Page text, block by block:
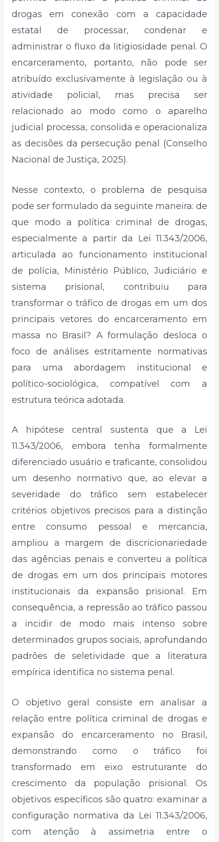
drogas em conexão com a capacidade
estatal de processar, condenar e
administrar o fluxo da litigiosidade penal. O
encarceramento, portanto, não pode ser
atribuído exclusivamente à legislação ou à
atividade policial, mas precisa ser
relacionado ao modo como o aparelho
judicial processa, consolida e operacionaliza
as decisões da persecução penal (Conselho
Nacional de Justiça, 2025).
Nesse contexto, o problema de pesquisa
pode ser formulado da seguinte maneira: de
que modo a política criminal de drogas,
especialmente a partir da Lei 11.343/2006,
articulada ao funcionamento institucional
de polícia, Ministério Público, Judiciário e
sistema prisional, contribuiu para
transformar o tráfico de drogas em um dos
principais vetores do encarceramento em
massa no Brasil? A formulação desloca o
foco de análises estritamente normativas
para uma abordagem institucional e
político-sociológica, compatível com a
estrutura teórica adotada.
A hipótese central sustenta que a Lei
11.343/2006, embora tenha formalmente
diferenciado usuário e traficante, consolidou
um desenho normativo que, ao elevar a
severidade do tráfico sem estabelecer
critérios objetivos precisos para a distinção
entre consumo pessoal e mercancia,
ampliou a margem de discricionariedade
das agências penais e converteu a política
de drogas em um dos principais motores
institucionais da expansão prisional. Em
consequência, a repressão ao tráfico passou
a incidir de modo mais intenso sobre
determinados grupos sociais, aprofundando
padrões de seletividade que a literatura
empírica identifica no sistema penal.
O objetivo geral consiste em analisar a
relação entre política criminal de drogas e
expansão do encarceramento no Brasil,
demonstrando como o tráfico foi
transformado em eixo estruturante do
crescimento da população prisional. Os
objetivos específicos são quatro: examinar a
configuração normativa da Lei 11.343/2006,
com atenção à assimetria entre o